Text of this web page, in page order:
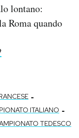
lontano:
Roma quando
-
ITALIANO -
TEDESCO